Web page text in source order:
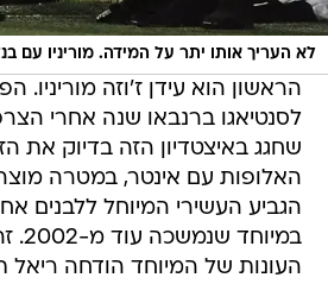
לא העריך אותו יתר על המידה. מוריניו עם
הראשון הוא עידן ז'וזה מוריניו.
לסנטיאגו ברנבאו שנה אחרי
שחגג באיצטדיון הזה בדיוק את
האלופות עם אינטר, במטרה
הגביע העשירי המיוחל ללבנים
העונות של המיוחד הודחה ריאל